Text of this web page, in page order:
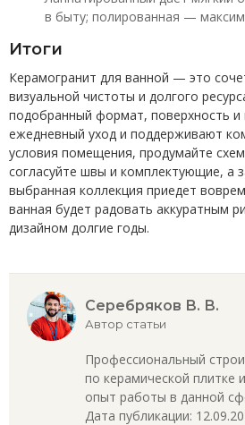
в быту; полированная —
Итоги
Керамогранит для ванной — это
визуальной чистоты и долгого
подобранный формат, поверхность
ежедневный уход и поддерживают
условия помещения, продумайте
согласуйте швы и комплектующие, а
выбранная коллекция приедет
ванная будет радовать аккуратным
дизайном долгие годы.
Серебряков В. В.
Автор статьи
Профессиональный
по керамической плитке
опыт работы в данной
Дата публикации: